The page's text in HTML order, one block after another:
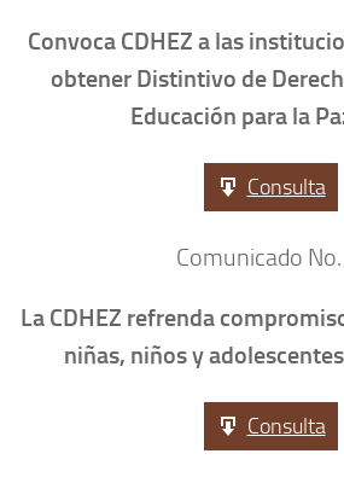
Convoca CDHEZ a las
obtener Distintivo de
Educación para la
Consulta
Comunicado
La CDHEZ refrenda
niñas, niños y
Consulta